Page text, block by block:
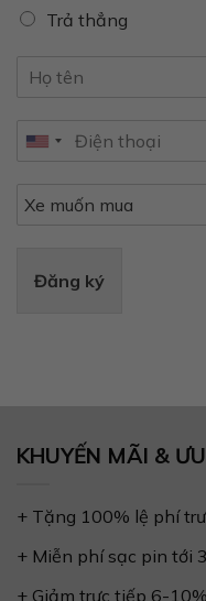
Trả thẳng
Đăng ký
KHUYẾN MÃI &
+ Tặng 100% lệ phí
+ Miễn phí sạc pin tới
+ Giảm trực tiếp 6-